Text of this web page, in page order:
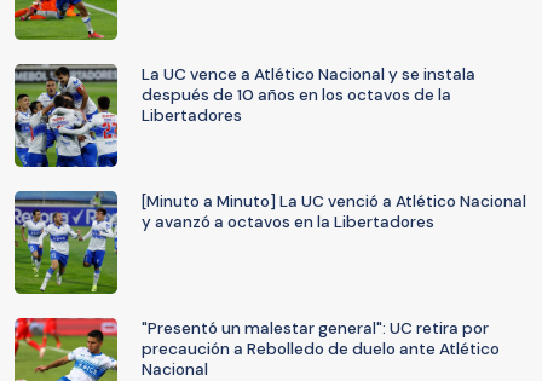
La UC vence a Atlético Nacional y se instala
después de 10 años en los octavos de la
Libertadores
[Minuto a Minuto] La UC venció a Atlético Nacional
y avanzó a octavos en la Libertadores
"Presentó un malestar general": UC retira por
precaución a Rebolledo de duelo ante Atlético
Nacional